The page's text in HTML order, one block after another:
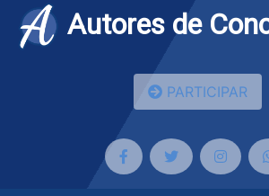
Autores de
PARTICIPAR